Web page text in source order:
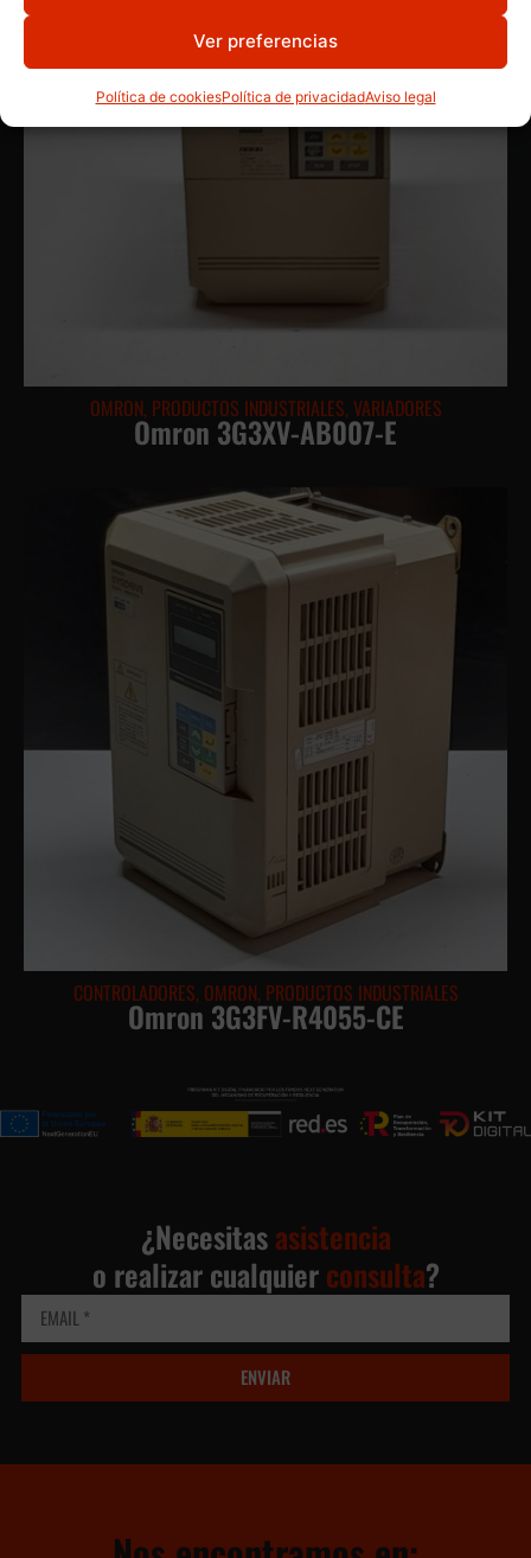
Ver preferencias
Política de cookiesPolítica de privacidadAviso legal
OMRON, PRODUCTOS INDUSTRIALES, VARIADORES
Omron 3G3XV-AB007-E
CONTROLADORES, OMRON, PRODUCTOS INDUSTRIALES
Omron 3G3FV-R4055-CE
¿Necesitasasistencia
o realizar cualquierconsulta?
ENVIAR